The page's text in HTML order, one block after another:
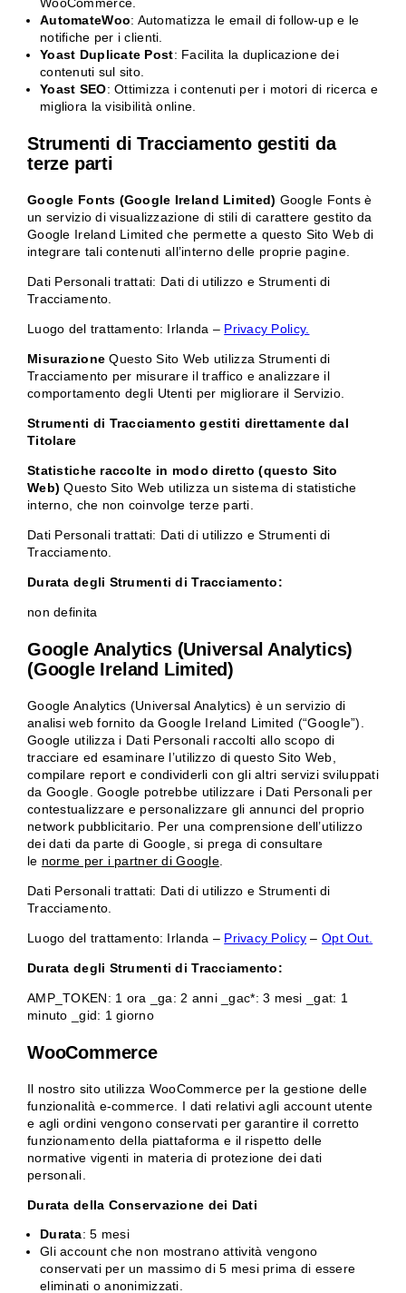
AutomateWoo: Automatizza le email di follow-up e le
notifiche per i clienti.
Yoast Duplicate Post: Facilita la duplicazione dei
contenuti sul sito.
Yoast SEO: Ottimizza i contenuti per i motori di ricerca e
migliora la visibilità online.
Strumenti di Tracciamento gestiti da
terze parti
Google Fonts (Google Ireland Limited) Google Fonts è
un servizio di visualizzazione di stili di carattere gestito da
Google Ireland Limited che permette a questo Sito Web di
integrare tali contenuti all’interno delle proprie pagine.
Dati Personali trattati: Dati di utilizzo e Strumenti di
Tracciamento.
Luogo del trattamento: Irlanda – Privacy Policy.
Misurazione Questo Sito Web utilizza Strumenti di
Tracciamento per misurare il traffico e analizzare il
comportamento degli Utenti per migliorare il Servizio.
Strumenti di Tracciamento gestiti direttamente dal
Titolare
Statistiche raccolte in modo diretto (questo Sito
Web) Questo Sito Web utilizza un sistema di statistiche
interno, che non coinvolge terze parti.
Dati Personali trattati: Dati di utilizzo e Strumenti di
Tracciamento.
Durata degli Strumenti di Tracciamento:
non definita
Google Analytics (Universal Analytics)
(Google Ireland Limited)
Google Analytics (Universal Analytics) è un servizio di
analisi web fornito da Google Ireland Limited (“Google”).
Google utilizza i Dati Personali raccolti allo scopo di
tracciare ed esaminare l’utilizzo di questo Sito Web,
compilare report e condividerli con gli altri servizi sviluppati
da Google. Google potrebbe utilizzare i Dati Personali per
contestualizzare e personalizzare gli annunci del proprio
network pubblicitario. Per una comprensione dell’utilizzo
dei dati da parte di Google, si prega di consultare
le norme per i partner di Google.
Dati Personali trattati: Dati di utilizzo e Strumenti di
Tracciamento.
Luogo del trattamento: Irlanda – Privacy Policy –Opt Out.
Durata degli Strumenti di Tracciamento:
AMP_TOKEN: 1 ora _ga: 2 anni _gac*: 3 mesi _gat: 1
minuto _gid: 1 giorno
WooCommerce
Il nostro sito utilizza WooCommerce per la gestione delle
funzionalità e-commerce. I dati relativi agli account utente
e agli ordini vengono conservati per garantire il corretto
funzionamento della piattaforma e il rispetto delle
normative vigenti in materia di protezione dei dati
personali.
Durata della Conservazione dei Dati
Durata: 5 mesi
Gli account che non mostrano attività vengono
conservati per un massimo di 5 mesi prima di essere
eliminati o anonimizzati.